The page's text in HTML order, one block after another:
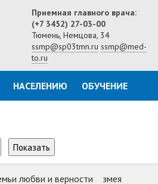
Приемная главного врача:
(+7 3452) 27-03-00
Тюмень, Немцова, 34
ssmp@sp03tmn.ru ssmp@med-
to.ru
НАСЕЛЕНИЮ ОБУЧЕНИЕ
Показать
любви и верности
змея